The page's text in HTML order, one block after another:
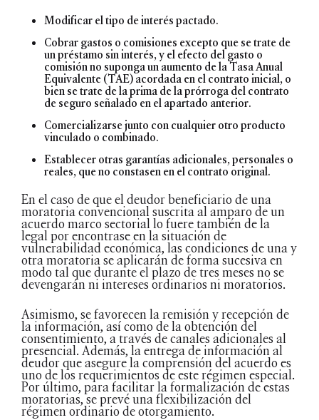
Modificar el tipo de interés pactado.
Cobrar gastos o comisiones excepto que se trate de
un préstamo sin interés, y el efecto del gasto o
comisión no suponga un aumento de la Tasa Anual
Equivalente (TAE) acordada en el contrato inicial, o
bien se trate de la prima de la prórroga del contrato
de seguro señalado en el apartado anterior.
Comercializarse junto con cualquier otro producto
vinculado o combinado.
Establecer otras garantías adicionales, personales o
reales, que no constasen en el contrato original.
En el caso de que el deudor beneficiario de una
moratoria convencional suscrita al amparo de un
acuerdo marco sectorial lo fuere también de la
legal por encontrase en la situación de
vulnerabilidad económica, las condiciones de una y
otra moratoria se aplicarán de forma sucesiva en
modo tal que durante el plazo de tres meses no se
devengarán ni intereses ordinarios ni moratorios.
Asimismo, se favorecen la remisión y recepción de
la información, así como de la obtención del
consentimiento, a través de canales adicionales al
presencial. Además, la entrega de información al
deudor que asegure la comprensión del acuerdo es
uno de los requerimientos de este régimen especial.
Por último, para facilitar la formalización de estas
moratorias, se prevé una flexibilización del
régimen ordinario de otorgamiento.